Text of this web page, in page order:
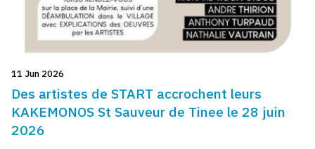
11 Jun 2026
Des artistes de START accrochent leurs
KAKEMONOS St Sauveur de Tinee le 28 juin
2026